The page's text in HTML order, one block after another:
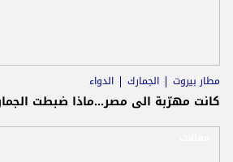
مطار بيروت الجمارك الدواء
كانت مهرّبة الى مصر...ماذا ضبطت